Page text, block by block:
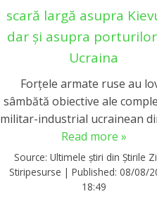
scară largă asupra
dar și asupra
Ucraina
Forţele armate ruse au
sâmbătă obiective ale
militar-industrial ucrainean
Read more »
Source:Ultimele știri din Știrile
Stiripesurse |Published:08/08/
18:49